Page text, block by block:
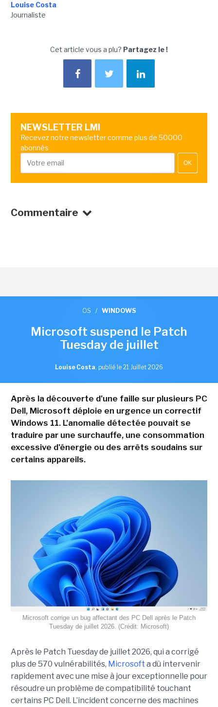
Louise Costa
Journaliste
Cet article vous a plu? Partagez le !
NEWSLETTER LMI
Recevez notre newsletter comme plus de 50000
abonnés
OK
Commentaire
OS / WINDOWS
Microsoft suspend le Patch
Tuesday de juillet
Louise Costa, publié le 21 Juillet 2026
Après la découverte d'une faille sur plusieurs PC
Dell, Microsoft déploie en urgence un correctif
Windows 11. L'anomalie détectée pouvait se
traduire par une surchauffe, une consommation
excessive d'énergie ou des arrêts soudains sur
certains appareils.
Microsoft corrige un bug affectant des PC Dell après le Patch
Tuesday de juillet 2026. (Crédit: Microsoft)
Après le Patch Tuesday de juillet 2026, qui a corrigé
plus de 570 vulnérabilités, Microsoft a dû intervenir
rapidement avec une mise à jour exceptionnelle pour
résoudre un problème de compatibilité touchant
certains PC Dell. L’incident concerne des machines